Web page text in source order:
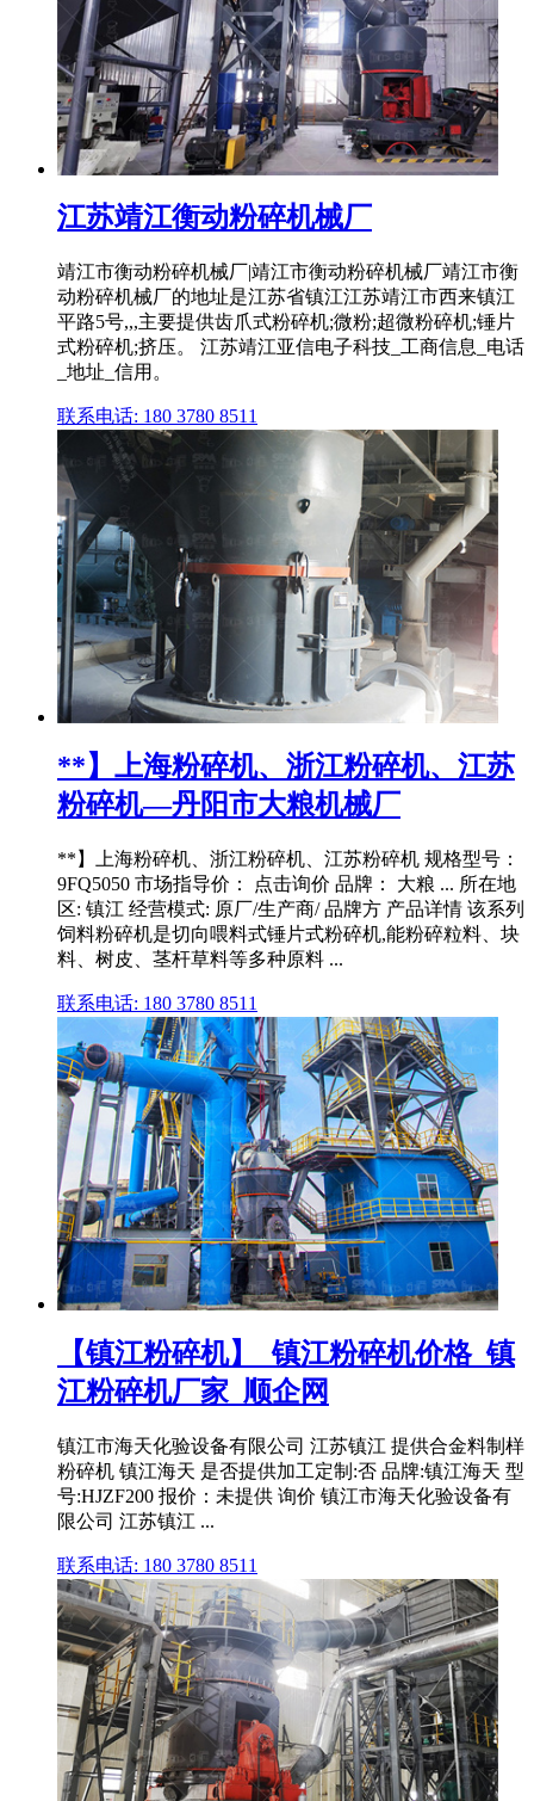
江苏靖江衡动粉碎机械厂
靖江市衡动粉碎机械厂|靖江市衡动粉碎机械厂靖江市衡
动粉碎机械厂的地址是江苏省镇江江苏靖江市西来镇江
平路5号,,,主要提供齿爪式粉碎机;微粉;超微粉碎机;锤片
式粉碎机;挤压。 江苏靖江亚信电子科技_工商信息_电话
_地址_信用。
联系电话: 180 3780 8511
**】上海粉碎机、浙江粉碎机、江苏
粉碎机—丹阳市大粮机械厂
**】上海粉碎机、浙江粉碎机、江苏粉碎机 规格型号：
9FQ5050 市场指导价： 点击询价 品牌： 大粮 ... 所在地
区: 镇江 经营模式: 原厂/生产商/ 品牌方 产品详情 该系列
饲料粉碎机是切向喂料式锤片式粉碎机,能粉碎粒料、块
料、树皮、茎杆草料等多种原料 ...
联系电话: 180 3780 8511
【镇江粉碎机】_镇江粉碎机价格_镇
江粉碎机厂家_顺企网
镇江市海天化验设备有限公司 江苏镇江 提供合金料制样
粉碎机 镇江海天 是否提供加工定制:否 品牌:镇江海天 型
号:HJZF200 报价：未提供 询价 镇江市海天化验设备有
限公司 江苏镇江 ...
联系电话: 180 3780 8511